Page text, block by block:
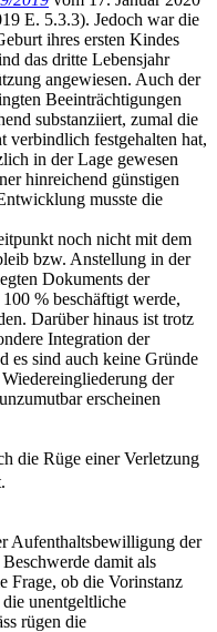
E. 5.3.3). Jedoch war die
ihres ersten Kindes
das dritte Lebensjahr
angewiesen. Auch der
Beeinträchtigungen
substanziiert, zumal die
verbindlich festgehalten hat,
in der Lage gewesen
hinreichend günstigen
musste die
noch nicht mit dem
bzw. Anstellung in der
Dokuments der
% beschäftigt werde,
Darüber hinaus ist trotz
Integration der
es sind auch keine Gründe
der
erscheinen
die Rüge einer Verletzung
Aufenthaltsbewilligung der
damit als
Frage, ob die Vorinstanz
unentgeltliche
rügen die